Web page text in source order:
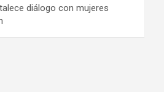
diálogo con mujeres